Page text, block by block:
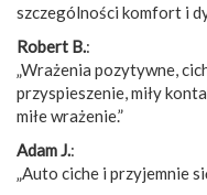
szczególności komfort i
Robert B.:
„Wrażenia pozytywne,
przyspieszenie, miły
miłe wrażenie.”
Adam J.:
„Auto ciche i przyjemnie